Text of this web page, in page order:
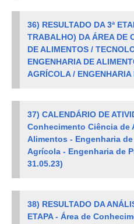
36) RESULTADO DA 3ª
TRABALHO) DA ÁREA DE
DE ALIMENTOS /
ENGENHARIA DE
AGRÍCOLA / ENGENHARIA
37) CALENDÁRIO DE
Conhecimento Ciência de
Alimentos - Engenharia
Agrícola - Engenharia de
31.05.23)
38) RESULTADO DA
ETAPA - Área de